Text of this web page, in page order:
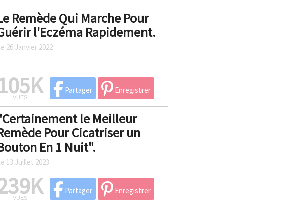
Remède Qui Marche Pour
l'Eczéma Rapidement.
26 Janvier 2022
VUES
Partager Enregistrer
le Meilleur
Pour Cicatriser un
En 1 Nuit".
13 Juillet 2023
VUES
Partager Enregistrer